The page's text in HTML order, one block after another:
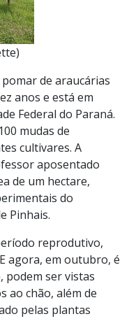
de araucárias
anos e está em
Federal do Paraná.
mudas de
cultivares. A
aposentado
de um hectare,
do
Pinhais.
reprodutivo,
agora, em outubro, é
podem ser vistas
ao chão, além de
pelas plantas